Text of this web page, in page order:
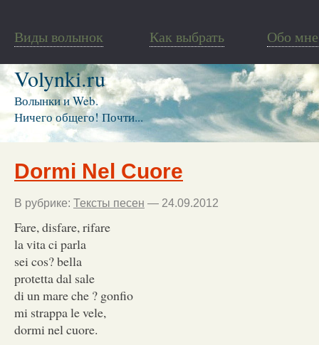
Виды волынок Как выбрать Обо мне
Volynki.ru
Волынки и Web.
Ничего общего! Почти...
Dormi Nel Cuore
В рубрике: Тексты песен — 24.09.2012
Fare, disfare, rifare
la vita ci parla
sei cos? bella
protetta dal sale
di un mare che ? gonfio
mi strappa le vele,
dormi nel cuore.